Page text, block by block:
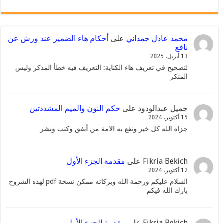
محمد عادل حمدانيعلى أحكام هاء الضمير عند ورش عن
نافع
13 أبريل، 2025
لتصحيح في تعريف هاء الكناية: التعريف فيه خطأ المذكر وليس
المنكر
جميل عبدالودودعلى حكم النون والميم المشددتين
15 أكتوبر، 2024
جزاه الله كل خير ونفع به الامة من أنفق وكتب ونشر
Fikria Bekichعلى مقدمة الجزء الأول
12 أكتوبر، 2024
السلام عليكم ورحمة الله وبركاته ممكن نسخة pdf لهذه الشروح
بارك الله فيكم